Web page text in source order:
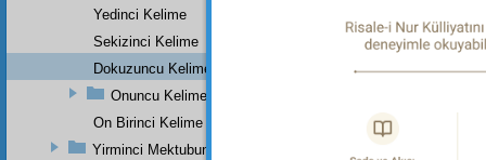
Yedinci Kelime
Sekizinci Kelime
Dokuzuncu Kelime
Onuncu Kelime
On Birinci Kelime
Yirminci Mektubun Onuncu Kelimesine Zeyl